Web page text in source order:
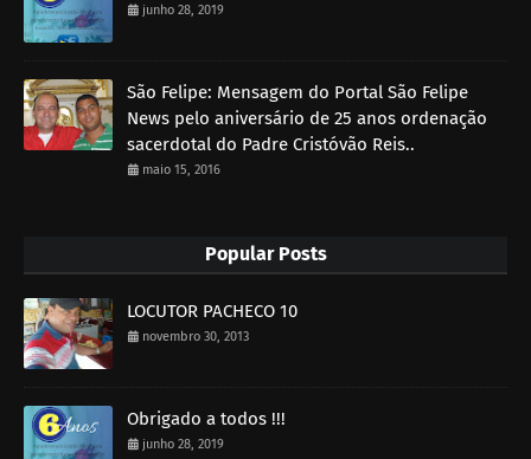
junho 28, 2019
São Felipe: Mensagem do Portal São Felipe
News pelo aniversário de 25 anos ordenação
sacerdotal do Padre Cristóvão Reis..
maio 15, 2016
Popular Posts
LOCUTOR PACHECO 10
novembro 30, 2013
Obrigado a todos !!!
junho 28, 2019